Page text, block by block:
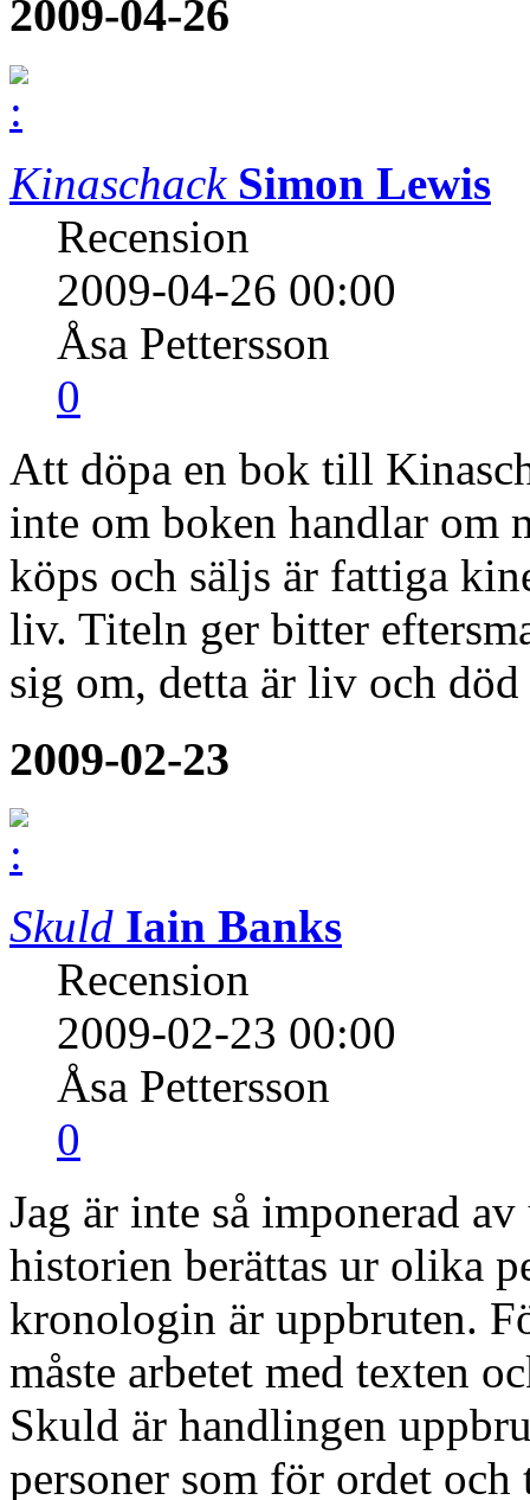
2009-04-26
Kinaschack Simon Lewis
Recension
2009-04-26 00:00
Åsa Pettersson
0
Att döpa en bok till
inte om boken handlar om
köps och säljs är fattiga
liv. Titeln ger bitter
sig om, detta är liv och
2009-02-23
Skuld Iain Banks
Recension
2009-02-23 00:00
Åsa Pettersson
0
Jag är inte så imponerad
historien berättas ur olika
kronologin är uppbruten.
måste arbetet med texten
Skuld är handlingen
personer som för ordet